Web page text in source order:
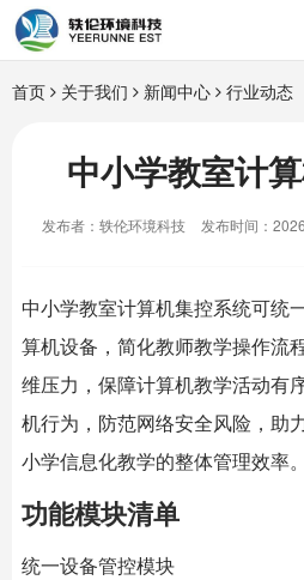
首页
行业解决方案
智能硬件
关于我们
首页 关于我们 新闻中心 行业动态
中小学教室计
发布者：轶伦环境科技 发布时间：
中小学教室计算机集控系统可统
算机设备，简化教师教学操作流
维压力，保障计算机教学活动有
机行为，防范网络安全风险，助
小学信息化教学的整体管理效率。
功能模块清单
统一设备管控模块